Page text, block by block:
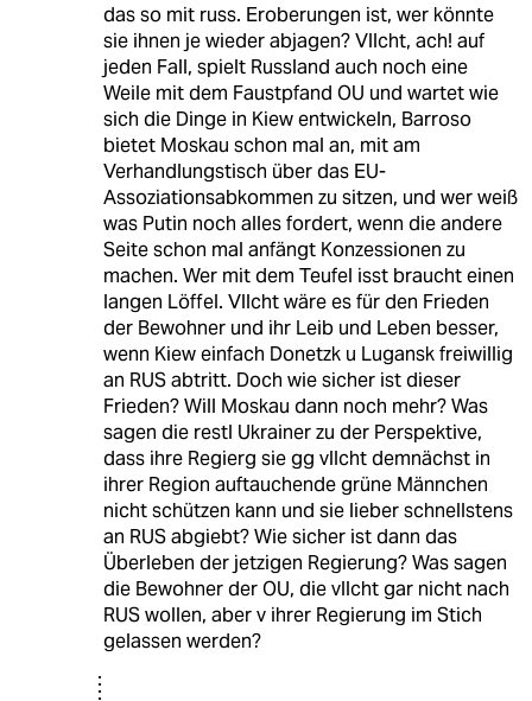
das so mit russ. Eroberungen ist, wer könnte
sie ihnen je wieder abjagen? Vllcht, ach! auf
jeden Fall, spielt Russland auch noch eine
Weile mit dem Faustpfand OU und wartet wie
sich die Dinge in Kiew entwickeln, Barroso
bietet Moskau schon mal an, mit am
Verhandlungstisch über das EU-
Assoziationsabkommen zu sitzen, und wer weiß
was Putin noch alles fordert, wenn die andere
Seite schon mal anfängt Konzessionen zu
machen. Wer mit dem Teufel isst braucht einen
langen Löffel. Vllcht wäre es für den Frieden
der Bewohner und ihr Leib und Leben besser,
wenn Kiew einfach Donetzk u Lugansk freiwillig
an RUS abtritt. Doch wie sicher ist dieser
Frieden? Will Moskau dann noch mehr? Was
sagen die restl Ukrainer zu der Perspektive,
dass ihre Regierg sie gg vllcht demnächst in
ihrer Region auftauchende grüne Männchen
nicht schützen kann und sie lieber schnellstens
an RUS abgiebt? Wie sicher ist dann das
Überleben der jetzigen Regierung? Was sagen
die Bewohner der OU, die vllcht gar nicht nach
RUS wollen, aber v ihrer Regierung im Stich
gelassen werden?